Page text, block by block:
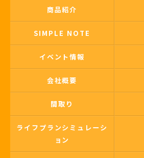
商品紹介
SIMPLE NOTE
イベント情報
会社概要
間取り
ライフプランシミュレーシ
ョン